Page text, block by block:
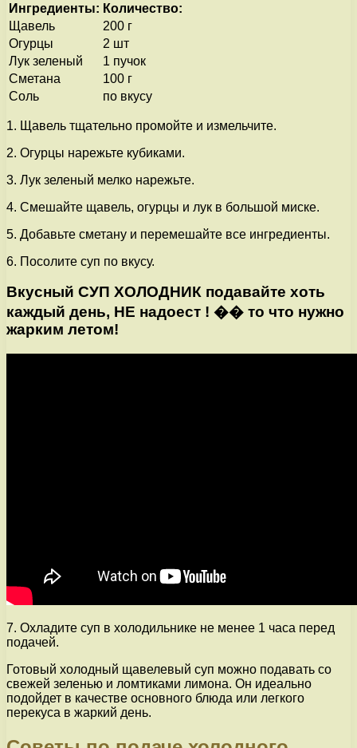
Ингредиенты: Количество:
Щавель
200 г
Огурцы
2 шт
Лук зеленый
1 пучок
Сметана
100 г
Соль
по вкусу
1. Щавель тщательно промойте и измельчите.
2. Огурцы нарежьте кубиками.
3. Лук зеленый мелко нарежьте.
4. Смешайте щавель, огурцы и лук в большой миске.
5. Добавьте сметану и перемешайте все ингредиенты.
6. Посолите суп по вкусу.
Вкусный СУП ХОЛОДНИК подавайте хоть
каждый день, НЕ надоест ! �� то что нужно
жарким летом!
7. Охладите суп в холодильнике не менее 1 часа перед
подачей.
Готовый холодный щавелевый суп можно подавать со
свежей зеленью и ломтиками лимона. Он идеально
подойдет в качестве основного блюда или легкого
перекуса в жаркий день.